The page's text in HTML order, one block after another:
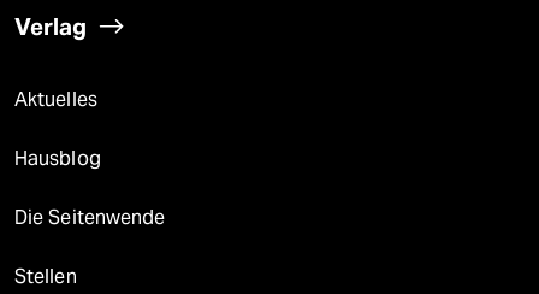
Verlag
Aktuelles
Hausblog
Die Seitenwende
Stellen